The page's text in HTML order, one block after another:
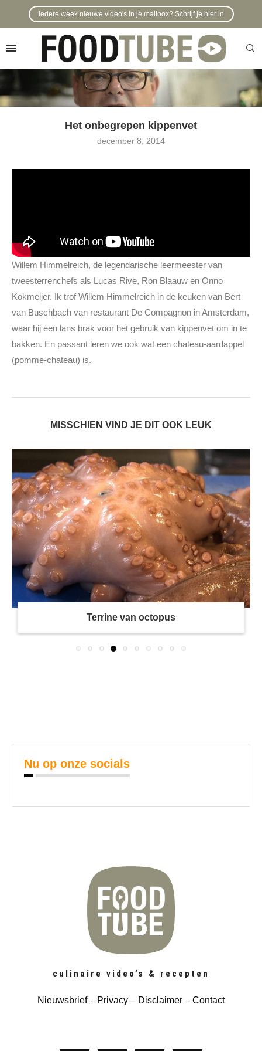
Iedere week nieuwe video's in je mailbox? Schrijf je hier in
Het onbegrepen kippenvet
december 8, 2014
Willem Himmelreich, de legendarische leermeester van
tweesterrenchefs als Lucas Rive, Ron Blaauw en Onno
Kokmeijer. Ik trof Willem Himmelreich in de keuken van Bert
van Buschbach van restaurant De Compagnon in Amsterdam,
waar hij een lans brak voor het gebruik van kippenvet om in te
bakken. En passant leren we ook wat een chateau-aardappel
(pomme-chateau) is.
MISSCHIEN VIND JE DIT OOK LEUK
Terrine van octopus
Nu op onze socials
culinaire video’s & recepten
Nieuwsbrief– Privacy – Disclaimer – Contact